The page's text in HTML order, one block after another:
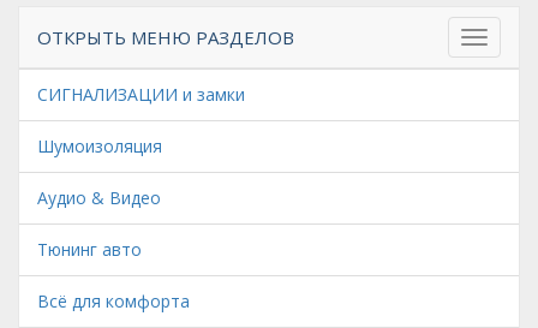
ОТКРЫТЬ МЕНЮ РАЗДЕЛОВ
СИГНАЛИЗАЦИИ и замки
Шумоизоляция
Аудио & Видео
Тюнинг авто
Всё для комфорта